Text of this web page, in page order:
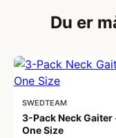
Du er
SWEDTEAM
3-Pack Neck Gaiter
One Size